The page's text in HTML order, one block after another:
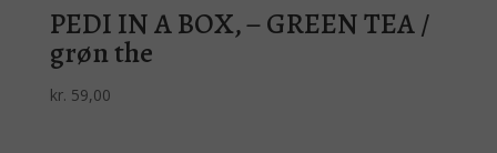
PEDI IN A BOX, – GREEN TEA /
grøn the
kr. 59,00